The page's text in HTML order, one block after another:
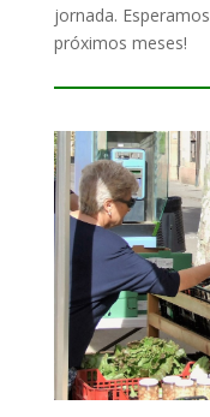
jornada.
próximos meses!